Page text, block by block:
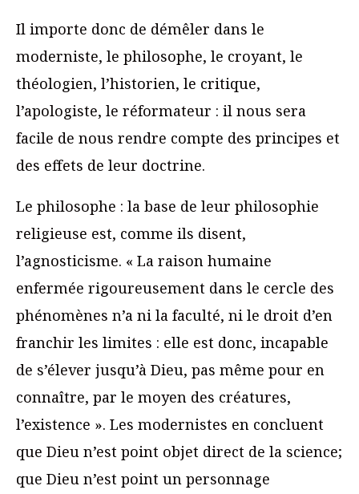
Il importe donc de démêler dans le
moderniste, le philosophe, le croyant, le
théologien, l’historien, le critique,
l’apologiste, le réformateur : il nous sera
facile de nous rendre compte des principes et
des effets de leur doctrine.
Le philosophe : la base de leur philosophie
religieuse est, comme ils disent,
l’agnosticisme. « La raison humaine
enfermée rigoureusement dans le cercle des
phénomènes n’a ni la faculté, ni le droit d’en
franchir les limites : elle est donc, incapable
de s’élever jusqu’à Dieu, pas même pour en
connaître, par le moyen des créatures,
l’existence ». Les modernistes en concluent
que Dieu n’est point objet direct de la science;
que Dieu n’est point un personnage